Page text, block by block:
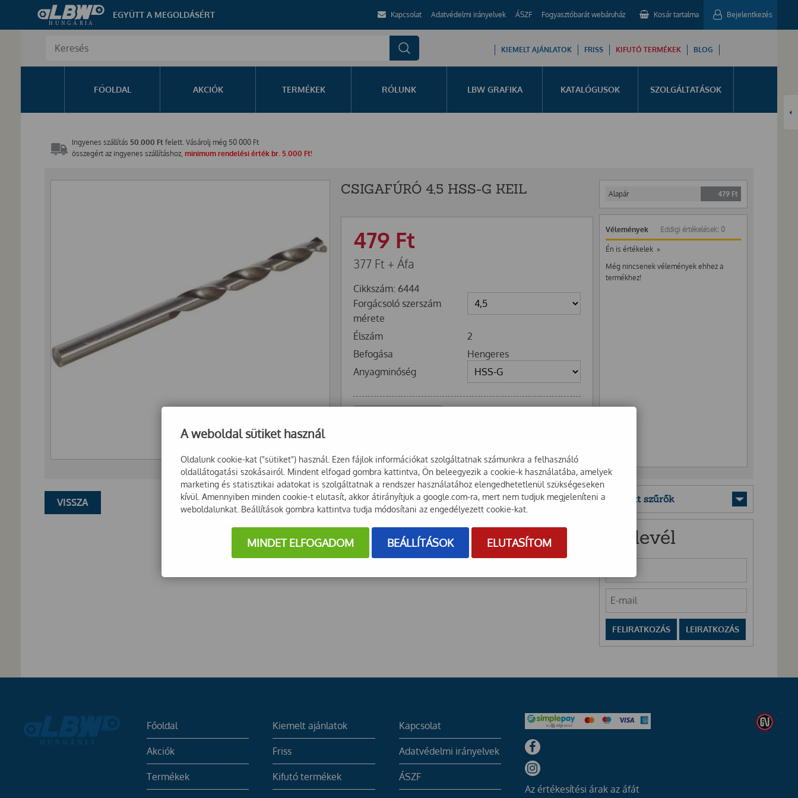
EGYÜTT A MEGOLDÁSÉRT Kapcsolat Adatvédelmi irányelvek ÁSZF Fogyasztóbarát webáruház Kosár tartalma Bejelentkezés
KIEMELT AJÁNLATOK FRISS KIFUTÓ TERMÉKEK BLOG
FŐOLDAL AKCIÓK TERMÉKEK RÓLUNK LBW GRAFIKA KATALÓGUSOK SZOLGÁLTATÁSOK
Ingyenes szállítás 50.000 Ft felett. Vásárolj még 50 000 Ft
összegért az ingyenes szállításhoz, minimum rendelési érték br. 5.000 Ft!
CSIGAFÚRÓ 4,5 HSS-G KEIL
479 Ft
377 Ft + Áfa
Cikkszám: 6444
Forgácsoló szerszám
mérete
Élszám
2
Befogása
Hengeres
Anyagminőség
VISSZA
Alapár 479 Ft
Vélemények Eddigi értékelések: 0
Én is értékelek »
Még nincsenek vélemények ehhez a
termékhez!
Mentett szűrők
Hírlevél
Főoldal
Akciók
Termékek
Kiemelt ajánlatok
Friss
Kifutó termékek
Kapcsolat
Adatvédelmi irányelvek
ÁSZF
Az értékesítési árak az áfát
A weboldal sütiket használ
Oldalunk cookie-kat ("sütiket") használ. Ezen fájlok információkat szolgáltatnak számunkra a felhasználó
oldallátogatási szokásairól. Mindent elfogad gombra kattintva, Ön beleegyezik a cookie-k használatába, amelyek
marketing és statisztikai adatokat is szolgáltatnak a rendszer használatához elengedhetetlenül szükségeseken
kívül. Amennyiben minden cookie-t elutasít, akkor átirányítjuk a google.com-ra, mert nem tudjuk megjeleníteni a
weboldalunkat. Beállítások gombra kattintva tudja módosítani az engedélyezett cookie-kat.
MINDET ELFOGADOM BEÁLLÍTÁSOK ELUTASÍTOM